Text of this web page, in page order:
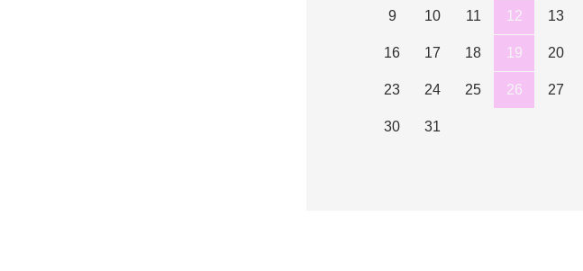
9 10 11 12 13
16 17 18 19 20
23 24 25 26 27
30 31